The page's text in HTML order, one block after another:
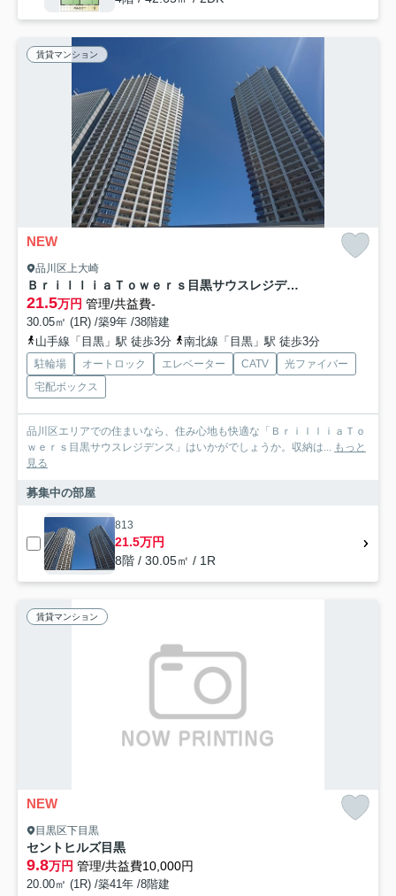
賃貸マンション
NEW
品川区上大崎
ＢｒｉｌｌｉａＴｏｗｅｒｓ目黒サウスレジデンス
21.5万円 管理/共益費-
30.05㎡ (1R) /築9年 /38階建
山手線「目黒」駅 徒歩3分
南北線「目黒」駅 徒歩3分
駐輪場 オートロック エレベーター CATV
光ファイバー
宅配ボックス
品川区エリアでの住まいなら、住み心地も快適な「ＢｒｉｌｌｉａＴｏ
ｗｅｒｓ目黒サウスレジデンス」はいかがでしょうか。収納は... もっと
見る
募集中の部屋
813
21.5万円
8階 / 30.05㎡ / 1R
賃貸マンション
NEW
目黒区下目黒
セントヒルズ目黒
9.8万円 管理/共益費10,000円
20.00㎡ (1R) /築41年 /8階建